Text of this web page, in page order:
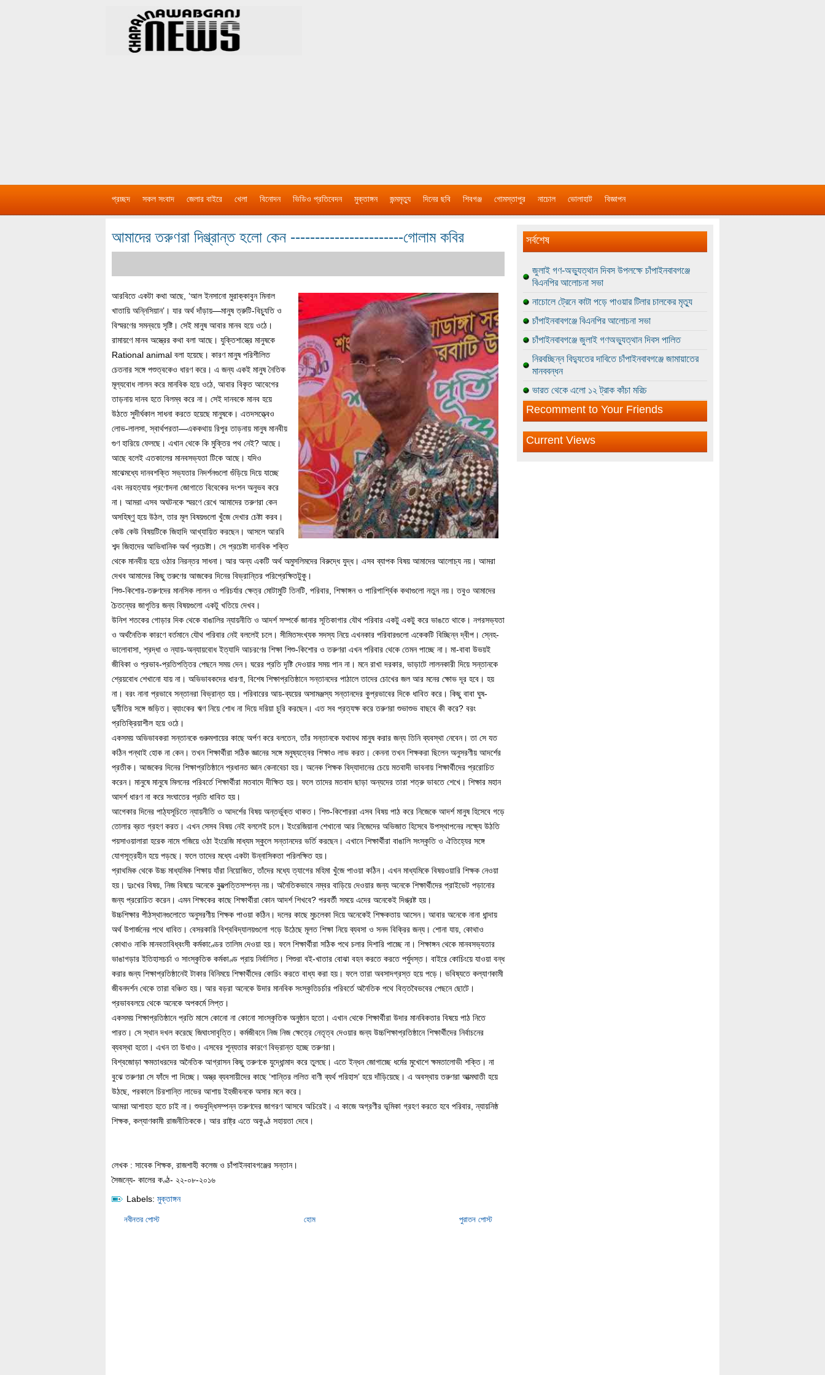
প্রচ্ছদ সকল সংবাদ জেলার বাইরে খেলা বিনোদন ভিডিও প্রতিবেদন মুক্তাঙ্গন জন্মমৃত্যু দিনের ছবি শিবগঞ্জ গোমস্তাপুর নাচোল ভোলাহাট বিজ্ঞাপন
আমাদের তরুণরা দিগ্ভ্রান্ত হলো কেন -----------------------গোলাম কবির
আরবিতে একটা কথ া আছে, ‘আল ইনসানো মুরাক্কাবুন মিনাল
খাতায়ি অন্নিসিয়ান’। যার অর্থ দাঁড়ায়—মানুষ ত্রুটি-বিচ্যুতি ও
বিস্মরণের সমন্বয়ে সৃষ্টি। সেই মানুষ আবার মানব হয়ে ওঠে।
রামায়ণে মানব অস্ত্রের কথা বলা আছে। যুক্তিশাস্ত্রে মানুষকে
Rational animal বলা হয়েছে। কারণ মানুষ পরিশীলিত
চেতনার সঙ্গে পশুত্বকেও ধারণ করে। এ জন্য একই মানুষ নৈতিক
মূল্যবোধ লালন করে মানবিক হয়ে ওঠে, আবার বিকৃত আবেগের
তাড়নায় দানব হতে বিলম্ব করে না। সেই দানবকে মানব হয়ে
উঠতে সুদীর্ঘকাল সাধনা করতে হয়েছে মানুষকে। এতদসত্ত্বেও
লোভ-লালসা, স্বার্থপরতা—এককথায় রিপুর তাড়নায় মানুষ মানবীয়
গুণ হারিয়ে ফেলছে। এখান থেকে কি মুক্তির পথ নেই? আছে।
আছে বলেই এতকালের মানবসভ্যতা টিকে আছে। যদিও
মাঝেমধ্যে দানবশক্তি সভ্যতার নিদর্শনগুলো গুঁড়িয়ে দিয়ে যাচ্ছে
এবং নরহত্যায় প্রণোদনা জোগাতে বিবেকের দংশন অনুভব করে
না। আমরা এসব অঘটনকে স্মরণে রেখে আমাদের তরুণরা কেন
অসহিষ্ণু হয়ে উঠল, তার মূল বিষয়গুলো খুঁজে দেখার চেষ্টা করব।
কেউ কেউ বিষয়টিকে জিহাদি আখ্যায়িত করছেন। আসলে আরবি
শব্দ জিহাদের আভিধানিক অর্থ প্রচেষ্টা। সে প্রচেষ্টা দানবিক শক্তি
থেকে মানবীয় হয়ে ওঠার নিরন্তর সাধনা। আর অন্য একটি অর্থ অমুসলিমদের বিরুদ্ধে যুদ্ধ। এসব ব্যাপক বিষয় আমাদের আলোচ্য নয়। আমরা
দেখব আমাদের কিছু তরুণের আজকের দিনের বিভ্রান্তির পরিপ্রেক্ষিতটুকু।
শিশু-কিশোর-তরুণদের মানসিক লালন ও পরিচর্যার ক্ষেত্র মোটামুটি তিনটি, পরিবার, শিক্ষাঙ্গন ও পারিপার্শ্বিক কথাগুলো নতুন নয়। তবুও আমাদের
চৈতন্যের জাগৃতির জন্য বিষয়গুলো একটু খতিয়ে দেখব।
উনিশ শতকের গোড়ার দিক থেকে বাঙালির ন্যায়নীতি ও আদর্শ সম্পর্কে জানার সূতিকাগার যৌথ পরিবার একটু একটু করে ভাঙতে থাকে। নগরসভ্যতা
ও অর্থনৈতিক কারণে বর্তমানে যৌথ পরিবার নেই বললেই চলে। সীমিতসংখ্যক সদস্য নিয়ে এখনকার পরিবারগুলো একেকটি বিচ্ছিন্ন দ্বীপ। স্নেহ-
ভালোবাসা, শ্রদ্ধা ও ন্যায়-অন্যায়বোধ ইত্যাদি আচরণের শিক্ষা শিশু-কিশোর ও তরুণরা এখন পরিবার থেকে তেমন পাচ্ছে না। মা-বাবা উভয়ই
জীবিকা ও প্রভাব-প্রতিপত্তির পেছনে সময় দেন। ঘরের প্রতি দৃষ্টি দেওয়ার সময় পান না। মনে রাখা দরকার, ভাড়াটে লালনকারী দিয়ে সন্তানকে
শ্রেয়বোধ শেখানো যায় না। অভিভাবকদের ধারণা, বিশেষ শিক্ষাপ্রতিষ্ঠানে সন্তানদের পাঠালে তাদের চোখের জল আর মনের ক্ষোভ দূর হবে। হয়
না। বরং নানা প্রভাবে সন্তানরা বিভ্রান্ত হয়। পরিবারের আয়-ব্যয়ের অসামঞ্জস্য সন্তানদের কুপ্রভাবের দিকে ধাবিত করে। কিছু বাবা ঘুষ-
দুর্নীতির সঙ্গে জড়িত। ব্যাংকের ঋণ নিয়ে শোধ না দিয়ে দরিয়া চুরি করছেন। এত সব প্রত্যক্ষ করে তরুণরা শুভাশুভ বাছবে কী করে? বরং
প্রতিক্রিয়াশীল হয়ে ওঠে।
একসময় অভিভাবকরা সন্তানকে গুরুমশায়ের কাছে অর্পণ করে বলতেন, তাঁর সন্তানকে যথাযথ মানুষ করার জন্য তিনি ব্যবস্থা নেবেন। তা সে যত
কঠিন পন্থাই হোক না কেন। তখন শিক্ষার্থীরা সঠিক জ্ঞানের সঙ্গে মনুষ্যত্বের শিক্ষাও লাভ করত। কেননা তখন শিক্ষকরা ছিলেন অনুসরণীয় আদর্শের
প্রতীক। আজকের দিনের শিক্ষাপ্রতিষ্ঠানে প্রধানত জ্ঞান কেনাবেচা হয়। অনেক শিক্ষক বিদ্যাদানের চেয়ে মতবাদী ভাবনায় শিক্ষার্থীদের প্ররোচিত
করেন। মানুষে মানুষে মিলনের পরিবর্তে শিক্ষার্থীরা মতবাদে দীক্ষিত হয়। ফলে তাদের মতবাদ ছাড়া অন্যদের তারা শত্রু ভাবতে শেখে। শিক্ষার মহান
আদর্শ ধারণ না করে সংঘাতের প্রতি ধাবিত হয়।
আগেকার দিনের পাঠ্যসূচিতে ন্যায়নীতি ও আদর্শের বিষয় অন্তর্ভুক্ত থাকত। শিশু-কিশোররা এসব বিষয় পাঠ করে নিজেকে আদর্শ মানুষ হিসেবে গড়ে
তোলার ব্রত গ্রহণ করত। এখন সেসব বিষয় নেই বললেই চলে। ইংরেজিয়ানা শেখানো আর নিজেদের অভিজাত হিসেবে উপস্থাপনের লক্ষ্যে উঠতি
পয়সাওয়ালারা হরেক নামে গজিয়ে ওঠা ইংরেজি মাধ্যম স্কুলে সন্তানদের ভর্তি করছেন। এখানে শিক্ষার্থীরা বাঙালি সংস্কৃতি ও ঐতিহ্যের সঙ্গে
যোগসূত্রহীন হয়ে পড়ছে। ফলে তাদের মধ্যে একটা উন্নাসিকতা পরিলক্ষিত হয়।
প্রাথমিক থেকে উচ্চ মাধ্যমিক শিক্ষায় যাঁরা নিয়োজিত, তাঁদের মধ্যে ত্যাগের মহিমা খুঁজে পাওয়া কঠিন। এখন মাধ্যমিকে বিষয়ওয়ারি শিক্ষক নেওয়া
হয়। দুঃখের বিষয়, নিজ বিষয়ে অনেকে ব্যুত্পত্তিসম্পন্ন নয়। অনৈতিকভাবে নম্বর বাড়িয়ে দেওয়ার জন্য অনেকে শিক্ষার্থীদের প্রাইভেট পড়ানোর
জন্য প্ররোচিত করেন। এমন শিক্ষকের কাছে শিক্ষার্থীরা কোন আদর্শ শিখবে? পরবর্তী সময়ে এদের অনেকেই দিগ্ভ্রষ্ট হয়।
উচ্চশিক্ষার পীঠস্থানগুলোতে অনুসরণীয় শিক্ষক পাওয়া কঠিন। দলের কাছে মুচলেকা দিয়ে অনেকেই শিক্ষকতায় আসেন। আবার অনেকে নানা ধান্দায়
অর্থ উপার্জনের পথে ধাবিত। বেসরকারি বিশ্ববিদ্যালয়গুলো গড়ে উঠেছে মূলত শিক্ষা নিয়ে ব্যবসা ও সনদ বিক্রির জন্য। শোনা যায়, কোথাও
কোথাও নাকি মানবতাবিধ্বংসী কর্মকাণ্ডের তালিম দেওয়া হয়। ফলে শিক্ষার্থীরা সঠিক পথে চলার দিশারি পাচ্ছে না। শিক্ষাঙ্গন থেকে মানবসভ্যতার
ভাঙাগড়ার ইতিহাসচর্চা ও সাংস্কৃতিক কর্মকাণ্ড প্রায় নির্বাসিত। শিশুরা বই-খাতার বোঝা বহন করতে করতে পর্যুদস্ত। বাইরে কোচিংয়ে যাওয়া বন্ধ
করার জন্য শিক্ষাপ্রতিষ্ঠানেই টাকার বিনিময়ে শিক্ষার্থীদের কোচিং করতে বাধ্য করা হয়। ফলে তারা অবসাদগ্রস্ত হয়ে পড়ে। ভবিষ্যতে কল্যাণকামী
জীবনদর্শন থেকে তারা বঞ্চিত হয়। আর বড়রা অনেকে উদার মানবিক সংস্কৃতিচর্চার পরিবর্তে অনৈতিক পথে বিত্তবৈভবের পেছনে ছোটে।
প্রভাববলয়ে থেকে অনেকে অপকর্মে লিপ্ত।
একসময় শিক্ষাপ্রতিষ্ঠানে প্রতি মাসে কোনো না কোনো সাংস্কৃতিক অনুষ্ঠান হতো। এখান থেকে শিক্ষার্থীরা উদার মানবিকতার বিষয়ে পাঠ নিতে
পারত। সে স্থান দখল করেছে জিঘাংসাবৃত্তি। কর্মজীবনে নিজ নিজ ক্ষেত্রে নেতৃত্ব দেওয়ার জন্য উচ্চশিক্ষাপ্রতিষ্ঠানে শিক্ষার্থীদের নির্বাচনের
ব্যবস্থা হতো। এখন তা উধাও। এসবের শূন্যতার কারণে বিভ্রান্ত হচ্ছে তরুণরা।
বিশ্বজোড়া ক্ষমতাধরদের অনৈতিক আগ্রাসন কিছু তরুণকে যুদ্ধোন্মাদ করে তুলছে। এতে ইন্ধন জোগাচ্ছে ধর্মের মুখোশে ক্ষমতালোভী শক্তি। না
বুঝে তরুণরা সে ফাঁদে পা দিচ্ছে। অস্ত্র ব্যবসায়ীদের কাছে ‘শান্তির ললিত বাণী ব্যর্থ পরিহাস’ হয়ে দাঁড়িয়েছে। এ অবস্থায় তরুণরা আত্মঘাতী হয়ে
উঠছে, পরকালে চিরশান্তি লাভের আশায় ইহজীবনকে অসার মনে করে।
আমরা আশাহত হতে চাই না। শুভবুদ্ধিসম্পন্ন তরুণদের জাগরণ আসবে অচিরেই। এ কাজে অগ্রণীর ভূমিকা গ্রহণ করতে হবে পরিবার, ন্যায়নিষ্ঠ
শিক্ষক, কল্যাণকামী রাজনীতিককে। আর রাষ্ট্র এতে অকুণ্ঠ সহায়তা দেবে।
লেখক : সাবেক শিক্ষক, রাজশাহী কলেজ ও চাঁপাইনবাবগঞ্জের সন্তান।
সৈজন্যে- কালের কণ্ঠ- ২২-০৮-২০১৬
Labels: মুক্তাঙ্গন
নবীনতর পোস্ট পুরাতন পোস্ট
হোম
সর্বশেষ
জুলাই গণ-অভ্যুত্থান দিবস উপলক্ষে চাঁপাইনবাবগঞ্জে
বিএনপির আলোচনা সভা
নাচোলে ট্রেনে কাটা পড়ে পাওয়ার টিলার চালকের মৃত্যু
চাঁপাইনবাবগঞ্জে বিএনপির আলোচনা সভা
চাঁপাইনবাবগঞ্জে জুলাই গণঅভ্যুত্থান দিবস পালিত
নিরবচ্ছিন্ন বিদ্যুতের দাবিতে চাঁপাইনবাবগঞ্জে জামায়াতের
মানববন্ধন
ভারত থেকে এলো ১২ ট্রাক কাঁচা মরিচ
Recomment to Your Friends
Current Views